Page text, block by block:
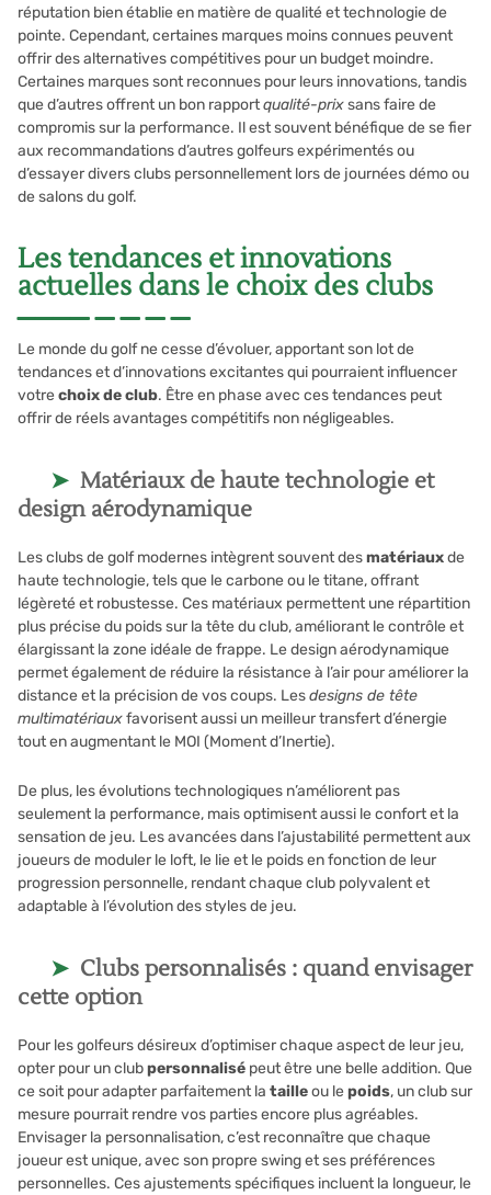
réputation bien établie en matière de qualité et technologie de
pointe. Cependant, certaines marques moins connues peuvent
offrir des alternatives compétitives pour un budget moindre.
Certaines marques sont reconnues pour leurs innovations, tandis
que d’autres offrent un bon rapportqualité-prixsans faire de
compromis sur la performance. Il est souvent bénéfique de se fier
aux recommandations d’autres golfeurs expérimentés ou
d’essayer divers clubs personnellement lors de journées démo ou
de salons du golf.
Les tendances et innovations
actuelles dans le choix des clubs
Le monde du golf ne cesse d’évoluer, apportant son lot de
tendances et d’innovations excitantes qui pourraient influencer
votrechoix de club. Être en phase avec ces tendances peut
offrir de réels avantages compétitifs non négligeables.
Matériaux de haute technologie et
design aérodynamique
Les clubs de golf modernes intègrent souvent desmatériauxde
haute technologie, tels que le carbone ou le titane, offrant
légèreté et robustesse. Ces matériaux permettent une répartition
plus précise du poids sur la tête du club, améliorant le contrôle et
élargissant la zone idéale de frappe. Le design aérodynamique
permet également de réduire la résistance à l’air pour améliorer la
distance et la précision de vos coups. Lesdesigns de tête
multimatériauxfavorisent aussi un meilleur transfert d’énergie
tout en augmentant le MOI (Moment d’Inertie).
De plus, les évolutions technologiques n’améliorent pas
seulement la performance, mais optimisent aussi le confort et la
sensation de jeu. Les avancées dans l’ajustabilité permettent aux
joueurs de moduler le loft, le lie et le poids en fonction de leur
progression personnelle, rendant chaque club polyvalent et
adaptable à l’évolution des styles de jeu.
Clubs personnalisés : quand envisager
cette option
Pour les golfeurs désireux d’optimiser chaque aspect de leur jeu,
opter pour un clubpersonnalisé peut être une belle addition. Que
ce soit pour adapter parfaitement la tailleou lepoids, un club sur
mesure pourrait rendre vos parties encore plus agréables.
Envisager la personnalisation, c’est reconnaître que chaque
joueur est unique, avec son propre swing et ses préférences
personnelles. Ces ajustements spécifiques incluent la longueur, le